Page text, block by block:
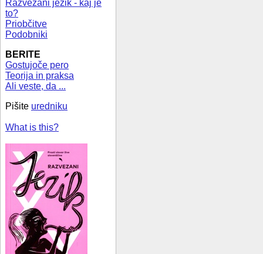
Razvezani jezik - kaj je
to?
Priobčitve
Podobniki
BERITE
Gostujoče pero
Teorija in praksa
Ali veste, da ...
Pišite uredniku
What is this?